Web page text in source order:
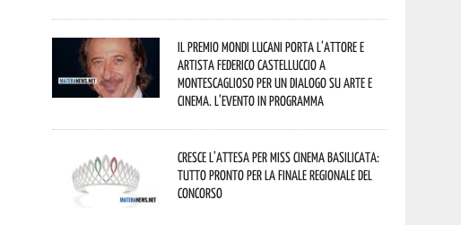
Il Premio Mondi Lucani porta l’attore e
artista Federico Castelluccio a
Montescaglioso per un dialogo su arte e
cinema. L’evento in programma
Cresce l’attesa per Miss Cinema Basilicata:
tutto pronto per la finale regionale del
concorso